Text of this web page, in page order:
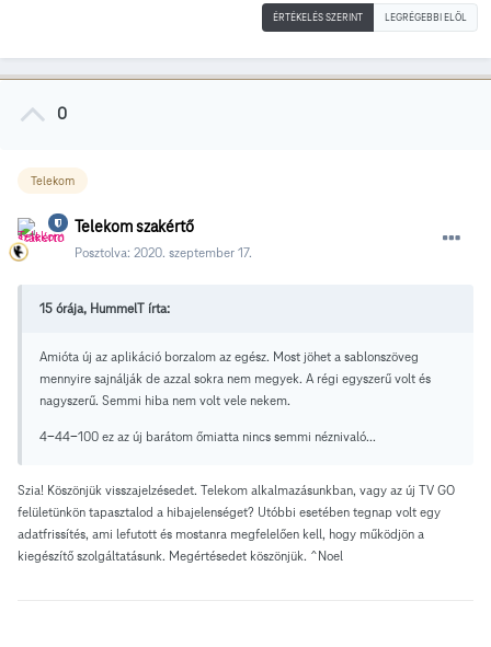
ÉRTÉKELÉS SZERINT LEGRÉGEBBI ELÖL
0
Telekom
Telekom szakértő
Posztolva: 2020. szeptember 17.
15 órája, HummelT írta:
Amióta új az aplikáció borzalom az egész. Most jöhet a sablonszöveg
mennyire sajnálják de azzal sokra nem megyek. A régi egyszerű volt és
nagyszerű. Semmi hiba nem volt vele nekem.
4-44-100 ez az új barátom őmiatta nincs semmi néznivaló...
Szia! Köszönjük visszajelzésedet. Telekom alkalmazásunkban, vagy az új TV GO
felületünkön tapasztalod a hibajelenséget? Utóbbi esetében tegnap volt egy
adatfrissítés, ami lefutott és mostanra megfelelően kell, hogy működjön a
kiegészítő szolgáltatásunk. Megértésedet köszönjük. ^Noel